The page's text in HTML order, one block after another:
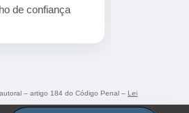
– artigo 184 do Código Penal – Lei